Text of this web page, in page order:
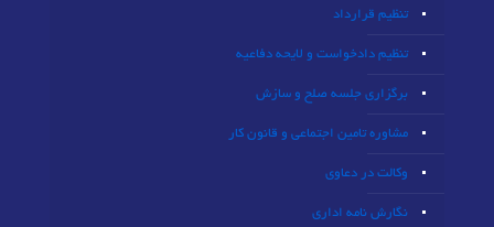
تنظیم قرارداد
تنظیم دادخواست و لایحه دفاعیه
برگزاری جلسه صلح و سازش
مشاوره تامین اجتماعی و قانون کار
وکالت در دعاوی
نگارش نامه اداری